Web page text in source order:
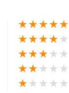
★★★★★
★★★★ ★
★★★ ★ ★
★★ ★ ★ ★
★ ★ ★ ★ ★